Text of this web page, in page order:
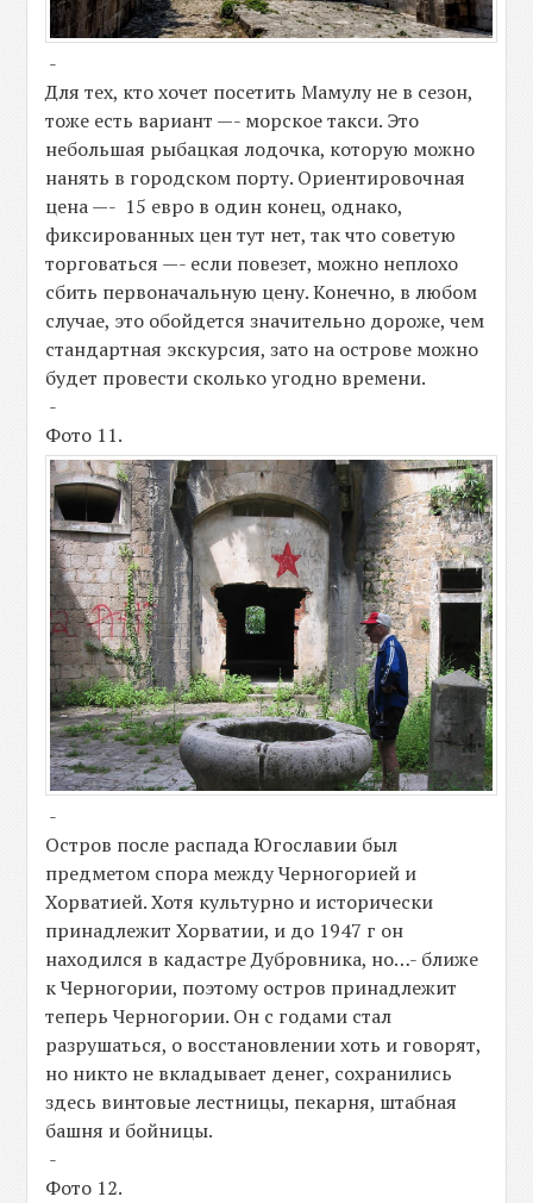
-
Для тех, кто хочет посетить Мамулу не в сезон,
тоже есть вариант —- морское такси. Это
небольшая рыбацкая лодочка, которую можно
нанять в городском порту. Ориентировочная
цена —- 15 евро в один конец, однако,
фиксированных цен тут нет, так что советую
торговаться —- если повезет, можно неплохо
сбить первоначальную цену. Конечно, в любом
случае, это обойдется значительно дороже, чем
стандартная экскурсия, зато на острове можно
будет провести сколько угодно времени.
-
Фото 11.
-
Остров после распада Югославии был
предметом спора между Черногорией и
Хорватией. Хотя культурно и исторически
принадлежит Хорватии, и до 1947 г он
находился в кадастре Дубровника, но…- ближе
к Черногории, поэтому остров принадлежит
теперь Черногории. Он с годами стал
разрушаться, о восстановлении хоть и говорят,
но никто не вкладывает денег, сохранились
здесь винтовые лестницы, пекарня, штабная
башня и бойницы.
-
Фото 12.